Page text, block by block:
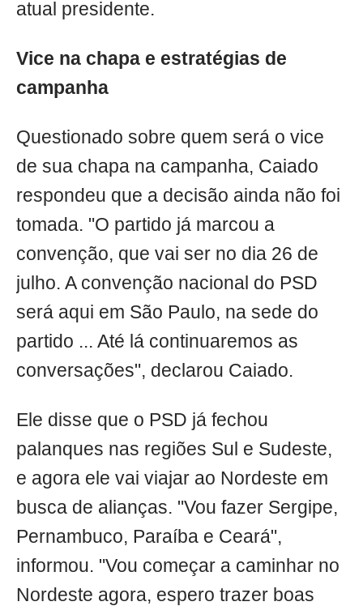
atual presidente.
Vice na chapa e estratégias de
campanha
Questionado sobre quem será o vice
de sua chapa na campanha, Caiado
respondeu que a decisão ainda não foi
tomada. "O partido já marcou a
convenção, que vai ser no dia 26 de
julho. A convenção nacional do PSD
será aqui em São Paulo, na sede do
partido ... Até lá continuaremos as
conversações", declarou Caiado.
Ele disse que o PSD já fechou
palanques nas regiões Sul e Sudeste,
e agora ele vai viajar ao Nordeste em
busca de alianças. "Vou fazer Sergipe,
Pernambuco, Paraíba e Ceará",
informou. "Vou começar a caminhar no
Nordeste agora, espero trazer boas